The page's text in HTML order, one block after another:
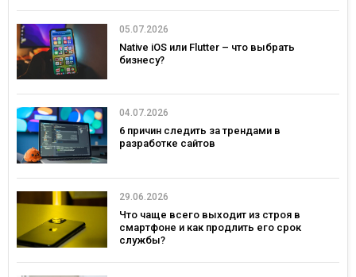
05.07.2026
Native iOS или Flutter – что выбрать
бизнесу?
04.07.2026
6 причин следить за трендами в
разработке сайтов
29.06.2026
Что чаще всего выходит из строя в
смартфоне и как продлить его срок
службы?